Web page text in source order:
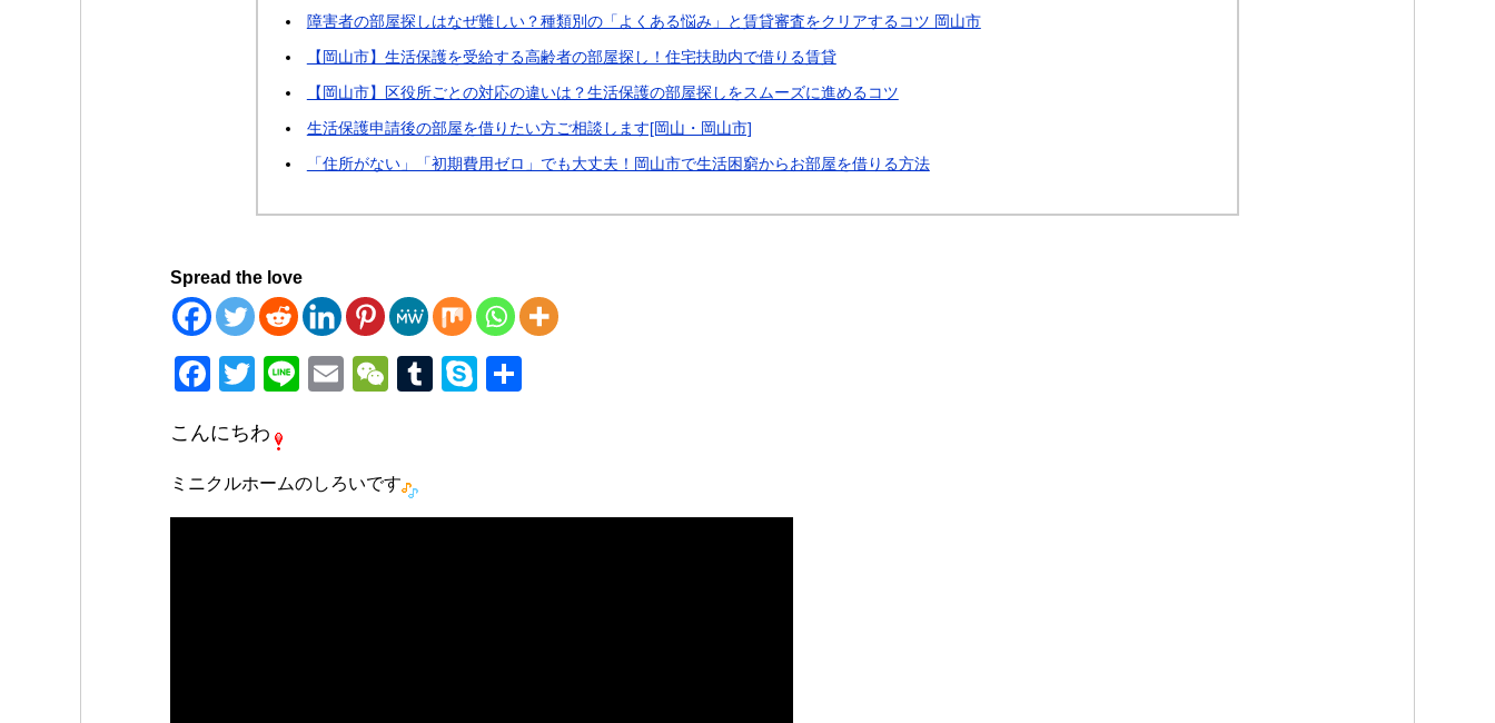
障害者の部屋探しはなぜ難しい？種類別の「よくある悩み」と賃貸審査をクリアするコツ 岡山市
【岡山市】生活保護を受給する高齢者の部屋探し！住宅扶助内で借りる賃貸
【岡山市】区役所ごとの対応の違いは？生活保護の部屋探しをスムーズに進めるコツ
生活保護申請後の部屋を借りたい方ご相談します[岡山・岡山市]
「住所がない」「初期費用ゼロ」でも大丈夫！岡山市で生活困窮からお部屋を借りる方法
Spread the love
F
c
e
b
T
tt
er
Li
E
W
h
at
T
r
S
こんにちわ
ミニクルホームのしろいです